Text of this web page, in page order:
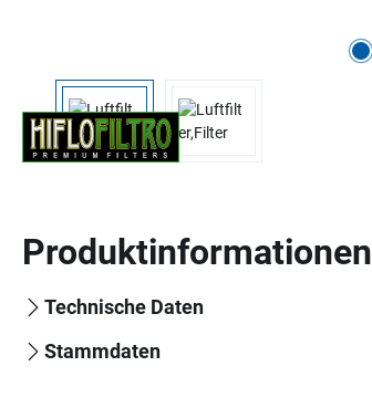
Produktinformationen
Technische Daten
Stammdaten